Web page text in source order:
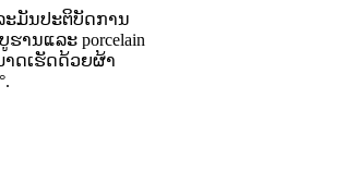
ະມັນປະຕິບັດການ
ຮານແລະ porcelain
ດເຮັດດ້ວຍຜ້າ